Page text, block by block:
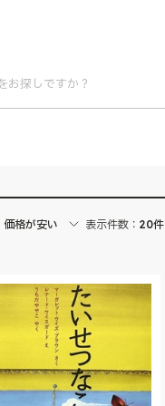
価格が安い 表示件数： 20件